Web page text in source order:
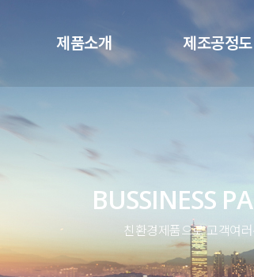
제품소개 제조공정도
BUSSINESS
친환경제품으로 고객여